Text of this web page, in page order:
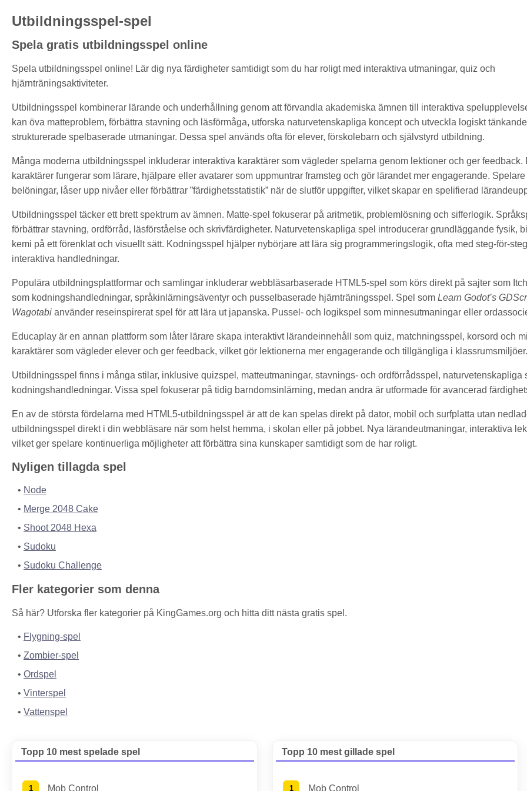
Utbildningsspel-spel
Spela gratis utbildningsspel online
Spela utbildningsspel online! Lär dig nya färdigheter samtidigt som du har roligt med interaktiva utmaningar, quiz och
hjärnträningsaktiviteter.
Utbildningsspel kombinerar lärande och underhållning genom att förvandla akademiska ämnen till interaktiva
kan öva matteproblem, förbättra stavning och läsförmåga, utforska naturvetenskapliga koncept och utveckla logiskt
strukturerade spelbaserade utmaningar. Dessa spel används ofta för elever, förskolebarn och självstyrd utbildning.
Många moderna utbildningsspel inkluderar interaktiva karaktärer som vägleder spelarna genom lektioner och ger feedback.
karaktärer fungerar som lärare, hjälpare eller avatarer som uppmuntrar framsteg och gör lärandet mer engagerande. Spelare
belöningar, låser upp nivåer eller förbättrar ”färdighetsstatistik” när de slutför uppgifter, vilket skapar en spelifierad
Utbildningsspel täcker ett brett spektrum av ämnen. Matte-spel fokuserar på aritmetik, problemlösning och sifferlogik.
förbättrar stavning, ordförråd, läsförståelse och skrivfärdigheter. Naturvetenskapliga spel introducerar grundläggande fysik,
kemi på ett förenklat och visuellt sätt. Kodningsspel hjälper nybörjare att lära sig programmeringslogik, ofta med steg-för-steg
interaktiva handledningar.
Populära utbildningsplattformar och samlingar inkluderar webbläsarbaserade HTML5-spel som körs direkt på sajter som
som kodningshandledningar, språkinlärningsäventyr och pusselbaserade hjärnträningsspel. Spel som Learn Godot’s
Wagotabi använder reseinspirerat spel för att lära ut japanska. Pussel- och logikspel som minnesutmaningar eller
Educaplay är en annan plattform som låter lärare skapa interaktivt lärandeinnehåll som quiz, matchningsspel, korsord och
karaktärer som vägleder elever och ger feedback, vilket gör lektionerna mer engagerande och tillgängliga i klassrumsmiljöer.
Utbildningsspel finns i många stilar, inklusive quizspel, matteutmaningar, stavnings- och ordförrådsspel,
kodningshandledningar. Vissa spel fokuserar på tidig barndomsinlärning, medan andra är utformade för avancerad
En av de största fördelarna med HTML5-utbildningsspel är att de kan spelas direkt på dator, mobil och surfplatta utan
utbildningsspel direkt i din webbläsare när som helst hemma, i skolan eller på jobbet. Nya lärandeutmaningar, interaktiva
vilket ger spelare kontinuerliga möjligheter att förbättra sina kunskaper samtidigt som de har roligt.
Nyligen tillagda spel
Node
Merge 2048 Cake
Shoot 2048 Hexa
Sudoku
Sudoku Challenge
Fler kategorier som denna
Så här? Utforska fler kategorier på KingGames.org och hitta ditt nästa gratis spel.
Flygning-spel
Zombier-spel
Ordspel
Vinterspel
Vattenspel
Topp 10 mest spelade spel
Mob Control
Topp 10 mest gillade spel
Mob Control